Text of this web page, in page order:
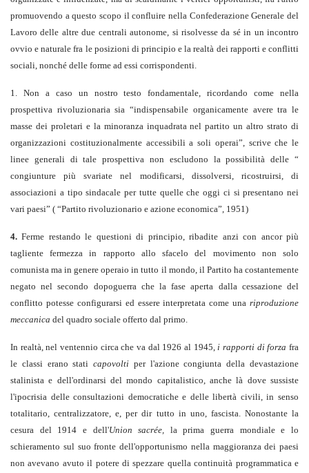
promuovendo a questo scopo il confluire nella Confederazione Generale del
Lavoro delle altre due centrali autonome, si risolvesse da sé in un incontro
ovvio e naturale fra le posizioni di principio e la realtà dei rapporti e conflitti
sociali, nonché delle forme ad essi corrispondenti.
1. Non a caso un nostro testo fondamentale, ricordando come nella
prospettiva rivoluzionaria sia “indispensabile organicamente avere tra le
masse dei proletari e la minoranza inquadrata nel partito un altro strato di
organizzazioni costituzionalmente accessibili a soli operai”, scrive che le
linee generali di tale prospettiva non escludono la possibilità delle “
congiunture più svariate nel modificarsi, dissolversi, ricostruirsi, di
associazioni a tipo sindacale per tutte quelle che oggi ci si presentano nei
vari paesi” ( “Partito rivoluzionario e azione economica”, 1951)
4. Ferme restando le questioni di principio, ribadite anzi con ancor più
tagliente fermezza in rapporto allo sfacelo del movimento non solo
comunista ma in genere operaio in tutto il mondo, il Partito ha costantemente
negato nel secondo dopoguerra che la fase aperta dalla cessazione del
conflitto potesse configurarsi ed essere interpretata come una riproduzione
meccanica del quadro sociale offerto dal primo.
In realtà, nel ventennio circa che va dal 1926 al 1945,i rapporti di forza fra
le classi erano staticapovolti per l'azione congiunta della devastazione
stalinista e dell'ordinarsi del mondo capitalistico, anche là dove sussiste
l'ipocrisia delle consultazioni democratiche e delle libertà civili, in senso
totalitario, centralizzatore, e, per dir tutto in uno, fascista. Nonostante la
cesura del 1914 e dell'Union sacrée, la prima guerra mondiale e lo
schieramento sul suo fronte dell'opportunismo nella maggioranza dei paesi
non avevano avuto il potere di spezzare quella continuità programmatica e